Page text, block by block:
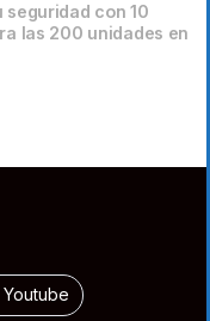
con 10
las 200 unidades en
Youtube